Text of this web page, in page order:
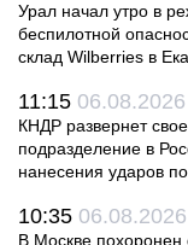
Урал начал утро в
беспилотной
склад Wilberries в
11:15 06.08.2026
КНДР развернет
подразделение в
нанесения ударов
10:35 06.08.2026
В Москве похоронен